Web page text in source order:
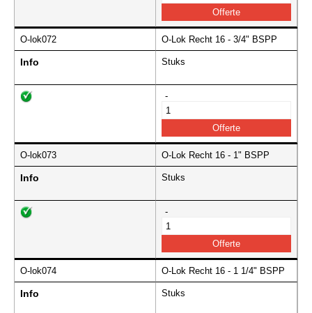
O-lok072 O-Lok Recht 16 - 3/4" BSPP
Info Stuks
-
O-lok073 O-Lok Recht 16 - 1" BSPP
Info Stuks
-
O-lok074 O-Lok Recht 16 - 1 1/4" BSPP
Info Stuks